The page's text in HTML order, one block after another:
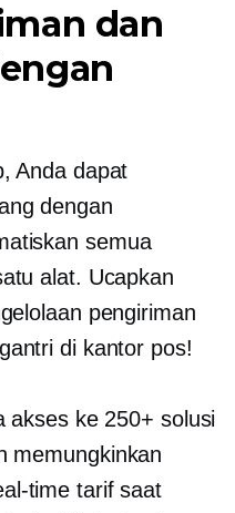
dan
Anda dapat
dengan
semua
alat. Ucapkan
pengiriman
di kantor pos!
akses ke 250+ solusi
memungkinkan
time tarif saat